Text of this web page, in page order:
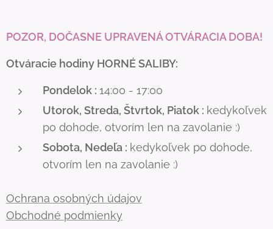
POZOR, DOČASNE UPRAVENÁ OTVÁRACIA DOBA!
Otváracie hodiny HORNÉ SALIBY:
Pondelok : 14:00 - 17:00
Utorok, Streda, Štvrtok, Piatok : kedykoľvek
po dohode, otvorím len na zavolanie :)
Sobota, Nedeľa : kedykoľvek po dohode,
otvorím len na zavolanie :)
Ochrana osobných údajov
Obchodné podmienky